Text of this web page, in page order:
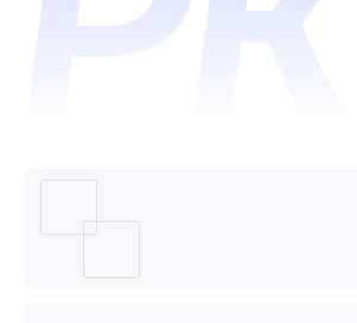
哪个好